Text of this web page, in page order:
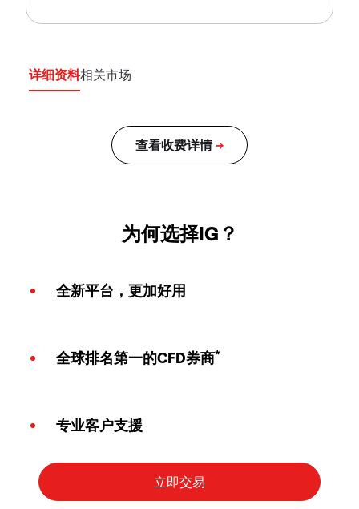
详细资料相关市场
为何选择IG？
全新平台，更加好用
全球排名第一的CFD券商*
专业客户支援